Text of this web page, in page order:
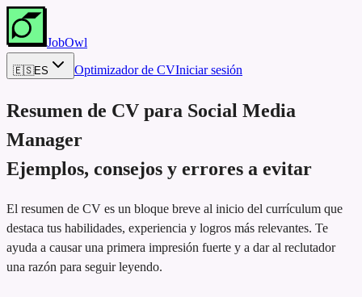
JobOwl
🇪🇸ES Optimizador de CVIniciar sesión
Resumen de CV para Social Media
Manager
Ejemplos, consejos y errores a evitar
El resumen de CV es un bloque breve al inicio del currículum que
destaca tus habilidades, experiencia y logros más relevantes. Te
ayuda a causar una primera impresión fuerte y a dar al reclutador
una razón para seguir leyendo.